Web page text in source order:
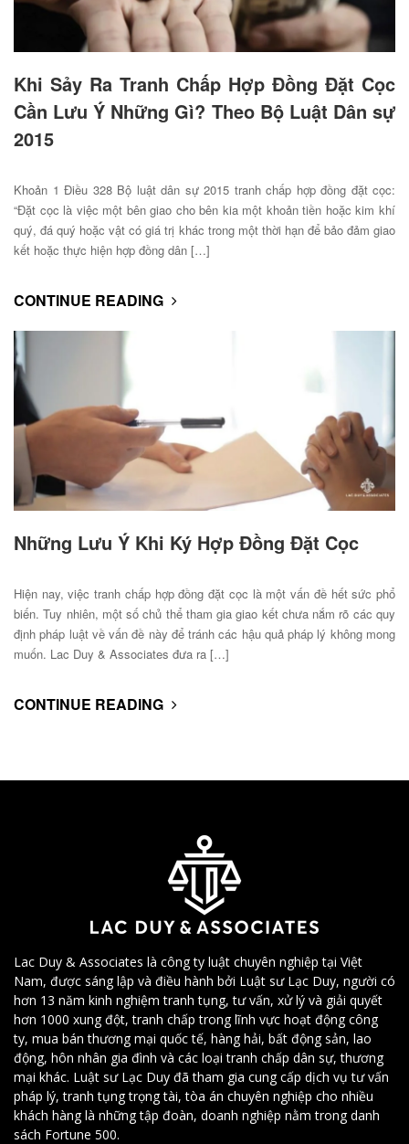
Khi Sảy Ra Tranh Chấp Hợp Đồng Đặt Cọc
Cần Lưu Ý Những Gì? Theo Bộ Luật Dân sự
2015
Khoản 1 Điều 328 Bộ luật dân sự 2015 tranh chấp hợp đồng đặt cọc:
“Đặt cọc là việc một bên giao cho bên kia một khoản tiền hoặc kim khí
quý, đá quý hoặc vật có giá trị khác trong một thời hạn để bảo đảm giao
kết hoặc thực hiện hợp đồng dân […]
CONTINUE READING
Những Lưu Ý Khi Ký Hợp Đồng Đặt Cọc
Hiện nay, việc tranh chấp hợp đồng đặt cọc là một vấn đề hết sức phổ
biến. Tuy nhiên, một số chủ thể tham gia giao kết chưa nắm rõ các quy
định pháp luật về vấn đề này để tránh các hậu quả pháp lý không mong
muốn. Lac Duy & Associates đưa ra […]
CONTINUE READING
Lac Duy & Associates là công ty luật chuyên nghiệp tại Việt
Nam, được sáng lập và điều hành bởi Luật sư Lạc Duy, người có
hơn 13 năm kinh nghiệm tranh tụng, tư vấn, xử lý và giải quyết
hơn 1000 xung đột, tranh chấp trong lĩnh vực hoạt động công
ty, mua bán thương mại quốc tế, hàng hải, bất động sản, lao
động, hôn nhân gia đình và các loại tranh chấp dân sự, thương
mại khác. Luật sư Lạc Duy đã tham gia cung cấp dịch vụ tư vấn
pháp lý, tranh tụng trọng tài, tòa án chuyên nghiệp cho nhiều
khách hàng là những tập đoàn, doanh nghiệp nằm trong danh
sách Fortune 500.